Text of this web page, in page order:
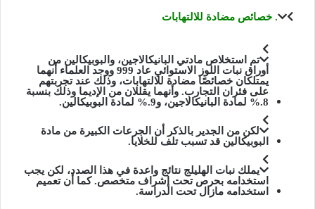
. خصائص مضادة للالتهابات
تم استخلاص مادتي البانيكالاجين، والبوبيكالين من
أوراق نبات اللوز الاستوائي عاد 999 ووجد العلماء أنهما
يمتلكان خصائصًا مضادة للالتهابات، وذلك عند تجربتهم
على فئران التجارب. وأنهما يقللان من الإديما وذلك بنسبة
8.% لمادة البانيكالاجين، و9.% لمادة البوبيكالين.
لكن من الجدير بالذكر أن الجرعات الكبيرة من مادة
البوبيكالين قد تسبب تلف للخلايا.
يملك نبات الهليلج نتائج واعدة في هذا الصدد، لكن يجب
استخدامه بحرص تحت إشراف متخصص. كما أن تعميم
استخدامه مازال تحت الدراسة.